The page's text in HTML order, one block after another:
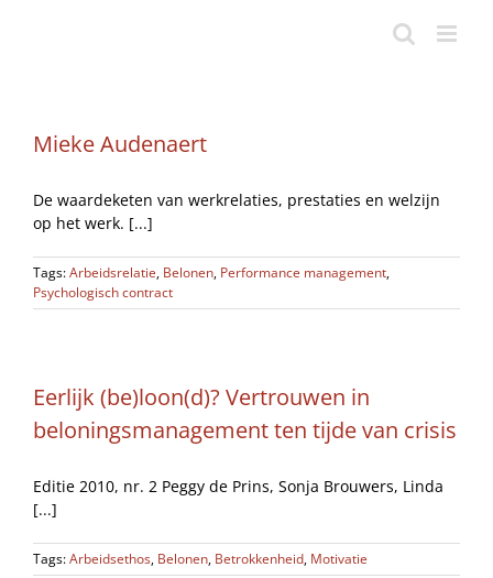
Mieke Audenaert
De waardeketen van werkrelaties, prestaties en welzijn
op het werk. [...]
Tags:Arbeidsrelatie, Belonen, Performance management,
Psychologisch contract
Eerlijk (be)loon(d)? Vertrouwen in
beloningsmanagement ten tijde van crisis
Editie 2010, nr. 2 Peggy de Prins, Sonja Brouwers, Linda
[...]
Tags:Arbeidsethos, Belonen, Betrokkenheid, Motivatie